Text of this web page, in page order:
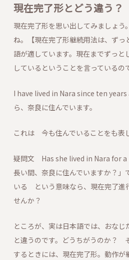
現在完了形とどう違う？
現在完了形を思い出してみましょう
ね。【現在完了形継続用法は、ず
語が適しています。現在までずっと
しているということを言っているの
I have lived in Nara since ten
ら、奈良に住んでいます。
これは 今も住んでいることをも表
疑問文 Has she lived in Nara for
長い間、奈良に住んでいますか？
いる という意味なら、現在完了進
せんか？
ところが、実は日本語では、おなじ
と違うのです。どうちがうのか？
するときには、現在完了形。動作